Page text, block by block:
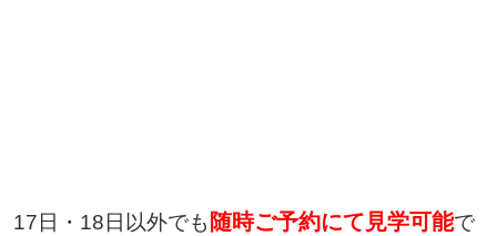
17日・18日以外でも 随時ご予約にて見学可能で